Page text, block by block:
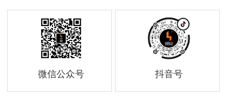
微信公众号 抖音号